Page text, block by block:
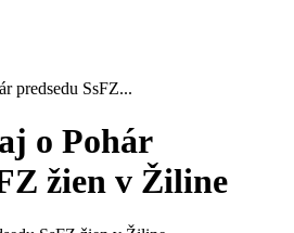
predsedu SsFZ...
o Pohár
žien v Žiline